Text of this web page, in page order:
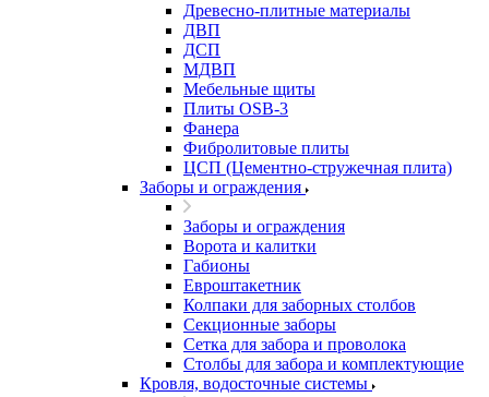
Древесно-плитные материалы
ДВП
ДСП
МДВП
Мебельные щиты
Плиты OSB-3
Фанера
Фибролитовые плиты
ЦСП (Цементно-стружечная плита)
Заборы и ограждения
Заборы и ограждения
Ворота и калитки
Габионы
Евроштакетник
Колпаки для заборных столбов
Секционные заборы
Сетка для забора и проволока
Столбы для забора и комплектующие
Кровля, водосточные системы